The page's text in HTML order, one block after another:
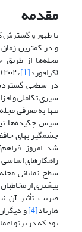
مقدمه
با ظهور و گسترش
و در کمترین
مجله‌ها از طریق
(کرافورد[1]
در سطحی
سیری تکاملی و
تنها به معرفی
سپس چکیده‌ها
چشمگیر بهای
شد. امروز،
راهکار‌های اساسی
سطح نمایانی
بیشتری از
ضریب تأثیر آن
هارناد[4]
بود که در پرتو